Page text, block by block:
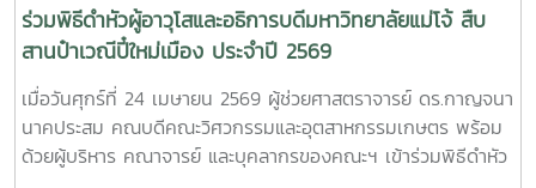
Engineering, Welfare Robots and Nursing Care Systems”
ซึ่งเกี่ยวข้องกับเทคโนโลยีหุ่นยนต์เพื่อการแพทย์ การดูแลผู้สูงอายุ
ออกแบบและพัฒนาหุ่นยนต์สำหรับภารกิจเฉพาะ เช่น การเกษตร
การช่วยเหลือผู้ประสบภัยและงานเสี่ยงอันตรายอื่นๆนอกจากนี้ ผู้
แทนจากหลักสูตรวิศวกรรมเกษตร วิศวกรรมอาหาร สาขาวิชา
ร่วมพิธีดำหัวผู้อาวุโสและอธิการบดีมหาวิทยาลัยแม่โจ้ สืบ
สานป๋าเวณีปี๋ใหม่เมือง ประจำปี 2569
เมื่อวันศุกร์ที่ 24 เมษายน 2569 ผู้ช่วยศาสตราจารย์ ดร.กาญจนา
นาคประสม คณบดีคณะวิศวกรรมและอุตสาหกรรมเกษตร พร้อม
ด้วยผู้บริหาร คณาจารย์ และบุคลากรของคณะฯ เข้าร่วมพิธีดำหัว